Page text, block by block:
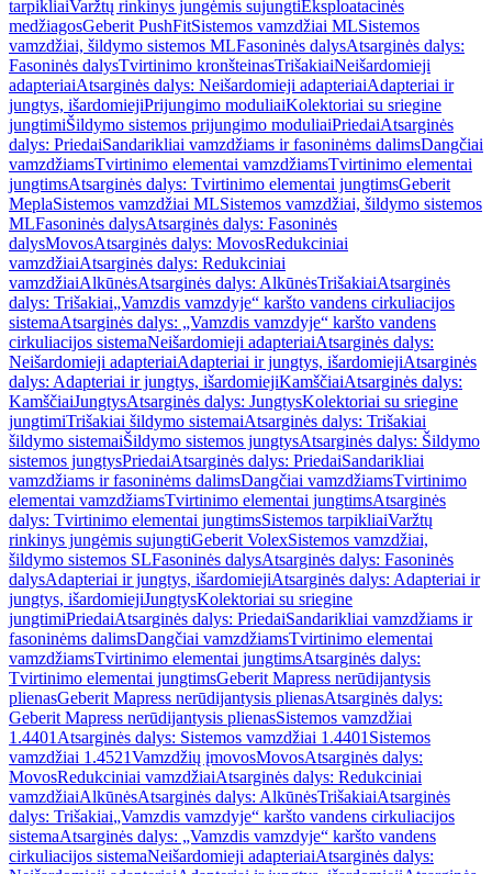
tarpikliaiVaržtų rinkinys jungėmis sujungtiEksploatacinės
medžiagosGeberit PushFitSistemos vamzdžiai MLSistemos
vamzdžiai, šildymo sistemos MLFasoninės dalysAtsarginės dalys:
Fasoninės dalysTvirtinimo kronšteinasTrišakiaiNeišardomieji
adapteriaiAtsarginės dalys: Neišardomieji adapteriaiAdapteriai ir
jungtys, išardomiejiPrijungimo moduliaiKolektoriai su sriegine
jungtimiŠildymo sistemos prijungimo moduliaiPriedaiAtsarginės
dalys: PriedaiSandarikliai vamzdžiams ir fasoninėms dalimsDangčiai
vamzdžiamsTvirtinimo elementai vamzdžiamsTvirtinimo elementai
jungtimsAtsarginės dalys: Tvirtinimo elementai jungtimsGeberit
MeplaSistemos vamzdžiai MLSistemos vamzdžiai, šildymo sistemos
MLFasoninės dalysAtsarginės dalys: Fasoninės
dalysMovosAtsarginės dalys: MovosRedukciniai
vamzdžiaiAtsarginės dalys: Redukciniai
vamzdžiaiAlkūnėsAtsarginės dalys: AlkūnėsTrišakiaiAtsarginės
dalys: Trišakiai„Vamzdis vamzdyje“ karšto vandens cirkuliacijos
sistemaAtsarginės dalys: „Vamzdis vamzdyje“ karšto vandens
cirkuliacijos sistemaNeišardomieji adapteriaiAtsarginės dalys:
Neišardomieji adapteriaiAdapteriai ir jungtys, išardomiejiAtsarginės
dalys: Adapteriai ir jungtys, išardomiejiKamščiaiAtsarginės dalys:
KamščiaiJungtysAtsarginės dalys: JungtysKolektoriai su sriegine
jungtimiTrišakiai šildymo sistemaiAtsarginės dalys: Trišakiai
šildymo sistemaiŠildymo sistemos jungtysAtsarginės dalys: Šildymo
sistemos jungtysPriedaiAtsarginės dalys: PriedaiSandarikliai
vamzdžiams ir fasoninėms dalimsDangčiai vamzdžiamsTvirtinimo
elementai vamzdžiamsTvirtinimo elementai jungtimsAtsarginės
dalys: Tvirtinimo elementai jungtimsSistemos tarpikliaiVaržtų
rinkinys jungėmis sujungtiGeberit VolexSistemos vamzdžiai,
šildymo sistemos SLFasoninės dalysAtsarginės dalys: Fasoninės
dalysAdapteriai ir jungtys, išardomiejiAtsarginės dalys: Adapteriai ir
jungtys, išardomiejiJungtysKolektoriai su sriegine
jungtimiPriedaiAtsarginės dalys: PriedaiSandarikliai vamzdžiams ir
fasoninėms dalimsDangčiai vamzdžiamsTvirtinimo elementai
vamzdžiamsTvirtinimo elementai jungtimsAtsarginės dalys:
Tvirtinimo elementai jungtimsGeberit Mapress nerūdijantysis
plienasGeberit Mapress nerūdijantysis plienasAtsarginės dalys:
Geberit Mapress nerūdijantysis plienasSistemos vamzdžiai
1.4401 Atsarginės dalys: Sistemos vamzdžiai 1.4401 Sistemos
vamzdžiai 1.4521Vamzdžių įmovosMovosAtsarginės dalys:
MovosRedukciniai vamzdžiaiAtsarginės dalys: Redukciniai
vamzdžiaiAlkūnėsAtsarginės dalys: AlkūnėsTrišakiaiAtsarginės
dalys: Trišakiai„Vamzdis vamzdyje“ karšto vandens cirkuliacijos
sistemaAtsarginės dalys: „Vamzdis vamzdyje“ karšto vandens
cirkuliacijos sistemaNeišardomieji adapteriaiAtsarginės dalys: